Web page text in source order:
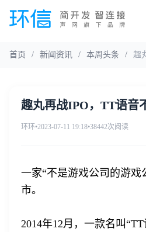
首页 / 新闻资讯 / 本周头条 / 趣
趣丸再战IPO，TT语音
环环•2023-07-11 19:18•38442次阅读
一家“不是游戏公司的游戏
市。
2014年12月，一款名叫